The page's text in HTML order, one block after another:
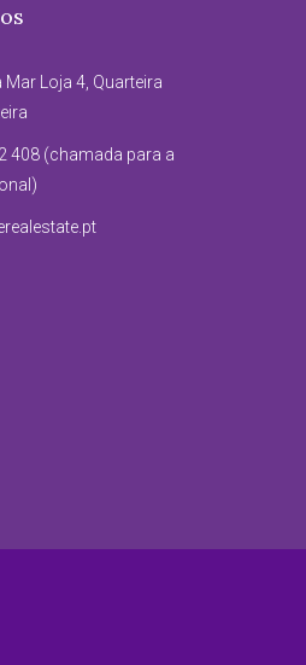
Mar Loja 4, Quarteira
408 (chamada para a